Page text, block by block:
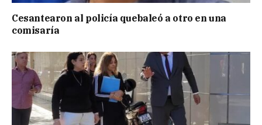
Cesantearon al policía quebaleó a otro en una
comisaría